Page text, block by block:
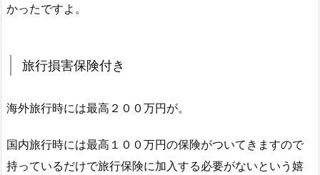
かったですよ。
旅行損害保険付き
海外旅行時には最高２００万円が。
国内旅行時には最高１００万円の保険がついてきますので
持っているだけで旅行保険に加入する必要がないという嬉